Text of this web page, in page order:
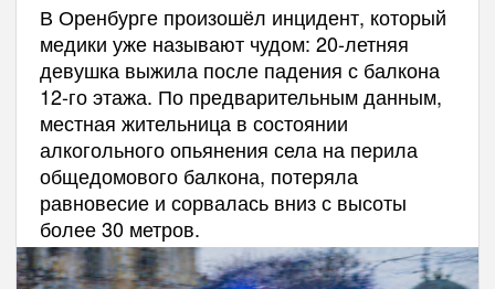
В Оренбурге произошёл инцидент, который
медики уже называют чудом: 20-летняя
девушка выжила после падения с балкона
12-го этажа. По предварительным данным,
местная жительница в состоянии
алкогольного опьянения села на перила
общедомового балкона, потеряла
равновесие и сорвалась вниз с высоты
более 30 метров.